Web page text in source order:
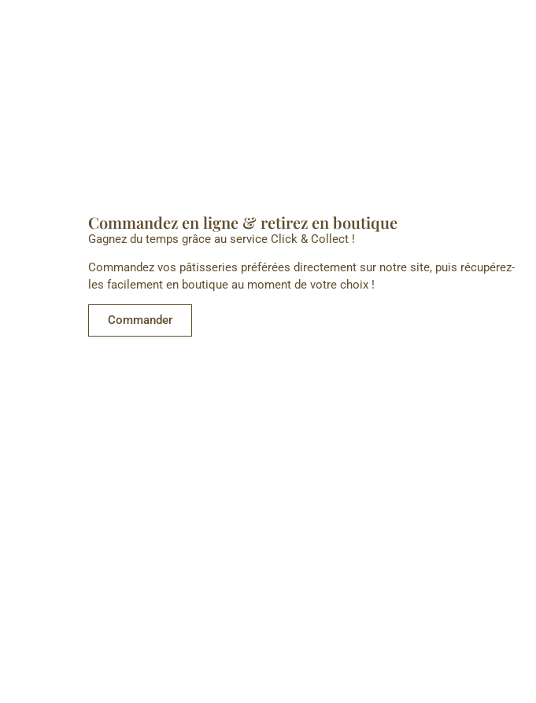
Commandez en ligne & retirez en boutique
Gagnez du temps grâce au service Click & Collect !
Commandez vos pâtisseries préférées directement sur notre site, puis récupérez-
les facilement en boutique au moment de votre choix !
Commander